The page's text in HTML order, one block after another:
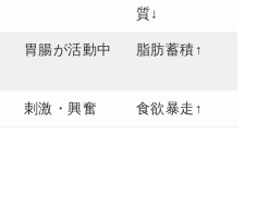
質↓
胃腸が活動中 脂肪蓄積↑
刺激・興奮 食欲暴走↑